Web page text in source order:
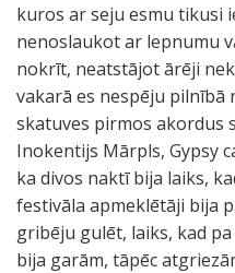
kuros ar seju esmu tikusi
nenoslaukot ar lepnumu
nokrīt, neatstājot ārēji
vakarā es nespēju pilnībā
skatuves pirmos akordus
Inokentijs Mārpls, Gypsy
ka divos naktī bija laiks,
festivāla apmeklētāji bija
gribēju gulēt, laiks, kad
bija garām, tāpēc